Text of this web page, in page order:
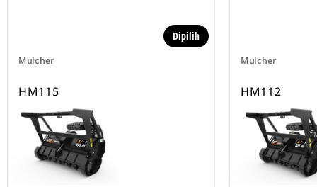
Mulcher
Dipilih
HM115
Mulcher
HM112